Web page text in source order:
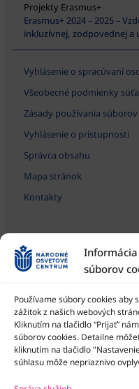
súborov
Používame súbory cookies aby
zážitok z našich webových
Kliknutím na tlačidlo “Prijať”
súborov cookies. Detailne
kliknutím na tlačidlo
súhlasu môže nepriaznivo
Projekty Erasmus+
Erasmus+ 2024 – 2025 –
inkluzívnej, zodpovednej a
Vyhlásenie o spracúvaní
Všeobecné podmienky
Zásady používania
Vyhlásenie o prístupnosti
Správca obsahu
Mapa stránok
Kontakty
Národné osvetové centrum je
Ministerstva kultúry SR